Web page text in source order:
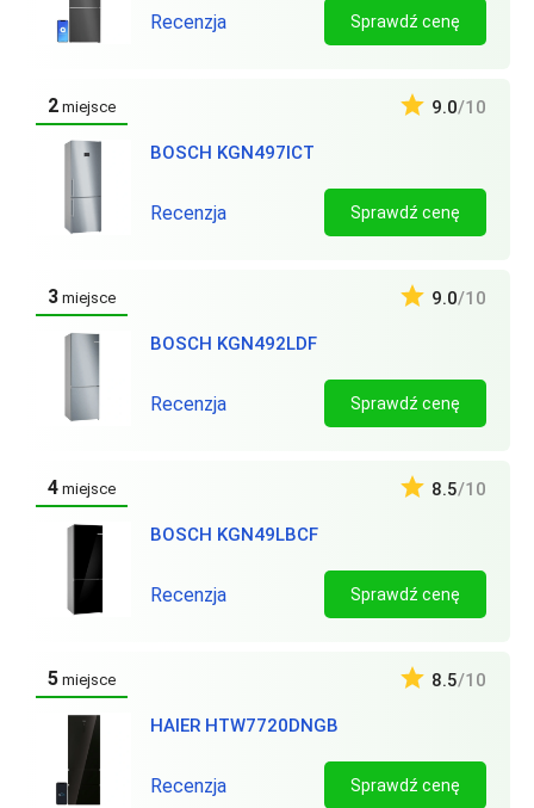
Recenzja Sprawdź cenę
2 miejsce
BOSCH KGN497ICT
9.0/10
Recenzja Sprawdź cenę
3 miejsce
BOSCH KGN492LDF
9.0/10
Recenzja Sprawdź cenę
4 miejsce
BOSCH KGN49LBCF
8.5/10
Recenzja Sprawdź cenę
5 miejsce
HAIER HTW7720DNGB
8.5/10
Recenzja Sprawdź cenę